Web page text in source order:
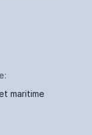
maritime